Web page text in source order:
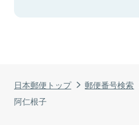
日本郵便トップ 郵便番号検索
阿仁根子